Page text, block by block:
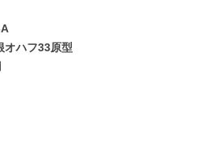
オハフ33原型